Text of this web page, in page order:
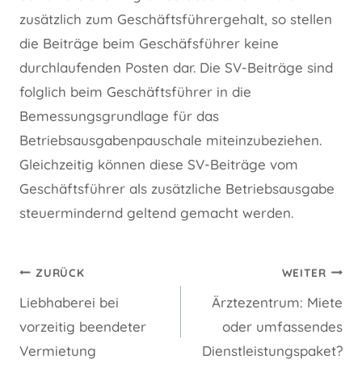
zusätzlich zum Geschäftsführergehalt, so stellen
die Beiträge beim Geschäfsführer keine
durchlaufenden Posten dar. Die SV-Beiträge sind
folglich beim Geschäftsführer in die
Bemessungsgrundlage für das
Betriebsausgabenpauschale miteinzubeziehen.
Gleichzeitig können diese SV-Beiträge vom
Geschäftsführer als zusätzliche Betriebsausgabe
steuermindernd geltend gemacht werden.
Beitragsnavigation
ZURÜCK
Liebhaberei bei
vorzeitig beendeter
Vermietung
WEITER
Ärztezentrum: Miete
oder umfassendes
Dienstleistungspaket?